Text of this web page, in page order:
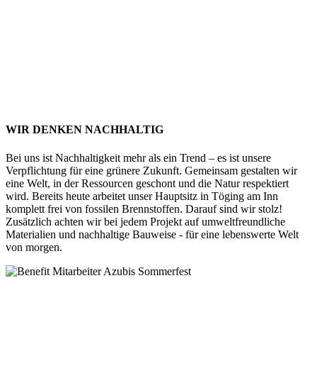
WIR DENKEN NACHHALTIG
Bei uns ist Nachhaltigkeit mehr als ein Trend – es ist unsere
Verpflichtung für eine grünere Zukunft. Gemeinsam gestalten wir
eine Welt, in der Ressourcen geschont und die Natur respektiert
wird. Bereits heute arbeitet unser Hauptsitz in Töging am Inn
komplett frei von fossilen Brennstoffen. Darauf sind wir stolz!
Zusätzlich achten wir bei jedem Projekt auf umweltfreundliche
Materialien und nachhaltige Bauweise - für eine lebenswerte Welt
von morgen.